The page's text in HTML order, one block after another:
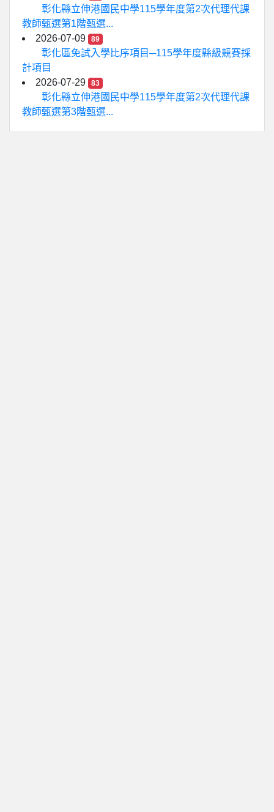
彰化縣立伸港國民中學115學年度第2次代理代課
教師甄選第1階甄選...
2026-07-09
89
彰化區免試入學比序項目─115學年度縣級競賽採
計項目
2026-07-29
83
彰化縣立伸港國民中學115學年度第2次代理代課
教師甄選第3階甄選...